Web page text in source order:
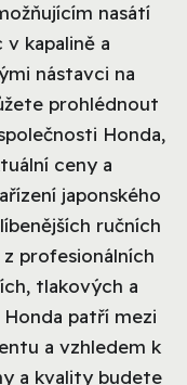
nasátí
kapalině a
nástavci na
prohlédnout
Honda,
ceny a
japonského
ručních
profesionálních
tlakových a
patří mezi
a vzhledem k
a kvality budete